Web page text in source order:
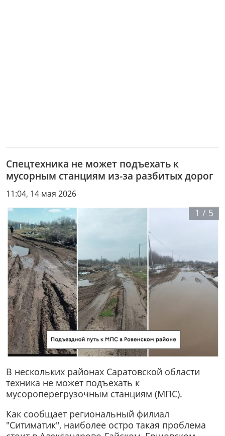
Спецтехника не может подъехать к
мусорным станциям из-за разбитых дорог
11:04, 14 мая 2026
1 / 5
В нескольких районах Саратовской области
техника не может подъехать к
мусороперегрузочным станциям (МПС).
Как сообщает региональный филиал
"Ситиматик", наиболее остро такая проблема